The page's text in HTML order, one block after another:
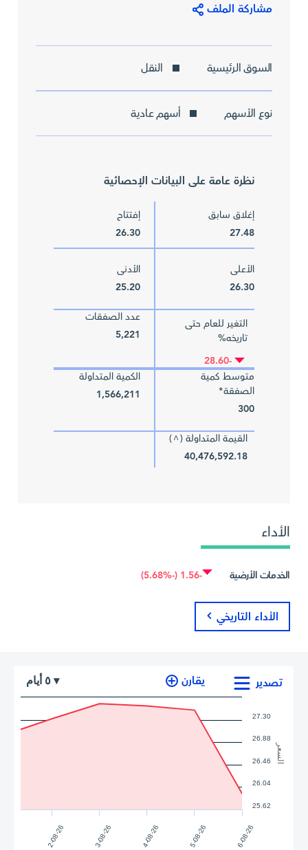
مشاركة الملف
السوق الرئيسية النقل
نوع الأسهم أسهم عادية
نظرة عامة على البيانات الإحصائية
إغلاق سابق
27.48
إفتتاح
26.30
الأعلى
26.30
الأدنى
25.20
التغير للعام حتى
تاريخه%
-28.60
عدد الصفقات
5,221
متوسط كمية
الصفقة*
300
الكمية المتداولة
1,566,211
القيمة المتداولة ( ^
)
40,476,592.18
الأداء
الخدمات الأرضية -1.56 (-5.68%)
الأداء التاريخي
يقارن
السعر
تصدير
2-08-26 3-08-26 4-08-26 5-08-26 6-08-26
25.62
26.04
26.46
26.88
27.30
٥ أيام ▾